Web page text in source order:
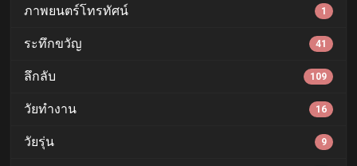
ภาพยนตร์โทรทัศน์ 1
ระทึกขวัญ 41
ลึกลับ 109
วัยทำงาน 16
วัยรุ่น 9